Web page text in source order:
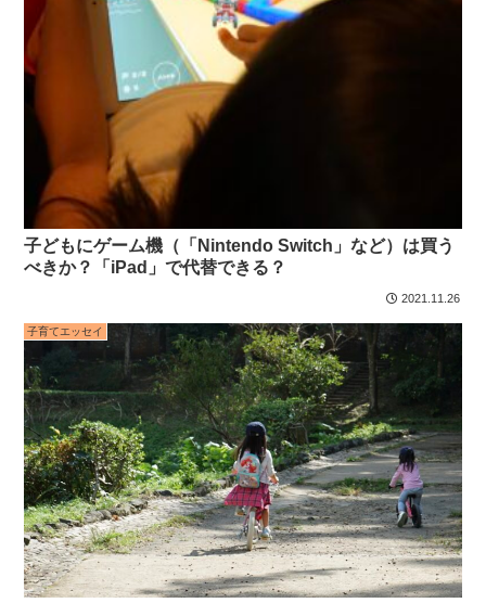
子どもにゲーム機（「Nintendo Switch」など）は買う
べきか？「iPad」で代替できる？
2021.11.26
子育てエッセイ